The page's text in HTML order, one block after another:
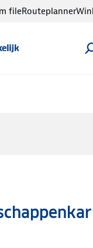
fileRouteplanner